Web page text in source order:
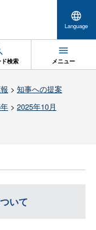
Language
検索 メニュー
> 知事への提案
> 2025年10月
いて